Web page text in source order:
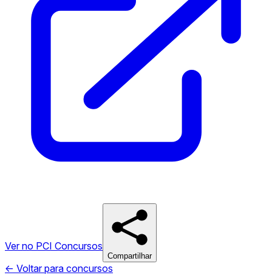
Ver no PCI Concursos
Compartilhar
← Voltar para concursos